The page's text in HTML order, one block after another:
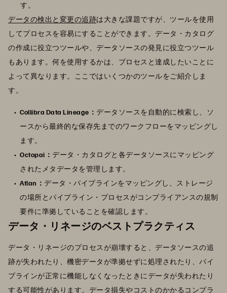
す。
データの検出と変更の追跡は大きな課題ですが、ツールを使用
してプロセスを容易にすることができます。データ・カタログ
の作成に役立つツールや、データソースの発見に役立つツール
もあります。何を使用するかは、プロセスと達成したいことに
よって異なります。ここではいくつかのツールをご紹介しま
す。
Collibra Data Lineage： データソースを自動的に検索し、ソ
ースから最終的な保存先までのワークフローをマッピングし
ます。
Octopai： データ・カタログと各データソースにマッピング
されたメタデータを管理します。
Atlan： データ・パイプラインをマッピングし、ストレージ
の場所とパイプライン・プロセスがコンプライアンスの規制
要件に準拠していることを確認します。
データ・リネージのベストプラクティス
データ・リネージのプロセスが崩壊すると、データソースの追
跡が失われたり、機密データが準拠せずに処理されたり、パイ
プラインが正常に機能しなくなったときにデータが失われたり
する可能性があります。データ損失やコストのかかるコンプラ